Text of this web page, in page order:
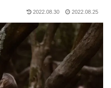
2022.08.30 2022.08.25